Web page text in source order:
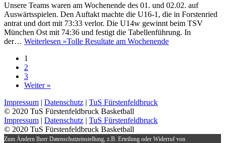
Unsere Teams waren am Wochenende des 01. und 02.02. auf
Auswärtsspielen. Den Auftakt machte die U16-1, die in Forstenried
antrat und dort mit 73:33 verlor. Die U14w gewinnt beim TSV
München Ost mit 74:36 und festigt die Tabellenführung. In
der… Weiterlesen »Tolle Resultate am Wochenende
1
2
3
Weiter »
Impressum | Datenschutz | TuS Fürstenfeldbruck
© 2020 TuS Fürstenfeldbruck Basketball
Impressum | Datenschutz | TuS Fürstenfeldbruck
© 2020 TuS Fürstenfeldbruck Basketball
Zum Ändern Ihrer Datenschutzeinstellung, z.B. Erteilung oder Widerruf von